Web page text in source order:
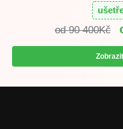
90 400Kč